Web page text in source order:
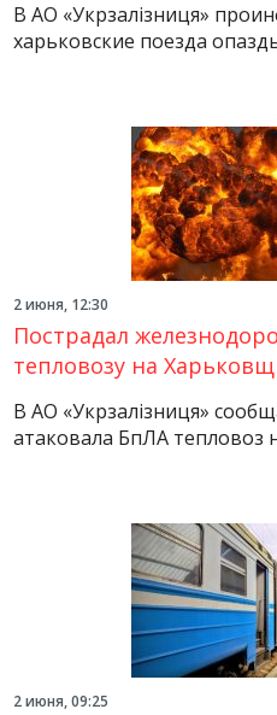
В АО «Укрзалізниця»
харьковские поезда
2 июня, 12:30
Пострадал
тепловозу на
В АО «Укрзалізниця»
атаковала БпЛА тепловоз
2 июня, 09:25